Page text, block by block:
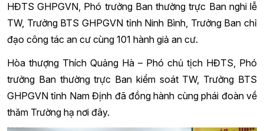
HĐTS GHPGVN, Phó trưởng Ban thường trực Ban nghi lễ
TW, Trưởng BTS GHPGVN tỉnh Ninh Bình, Trưởng Ban chỉ
đạo công tác an cư cùng 101 hành giả an cư.
Hòa thượng Thích Quảng Hà – Phó chủ tịch HĐTS, Phó
trưởng Ban thường trực Ban kiểm soát TW, Trưởng BTS
GHPGVN tỉnh Nam Định đã đồng hành cùng phái đoàn về
thăm Trường hạ nơi đây.